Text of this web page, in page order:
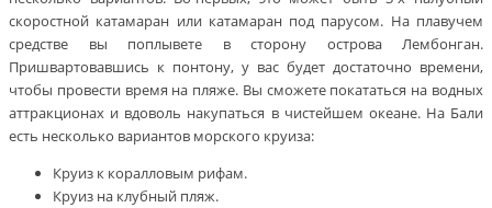
скоростной катамаран или катамаран под парусом. На плавучем
средстве вы поплывете в сторону острова Лембонган.
Пришвартовавшись к понтону, у вас будет достаточно времени,
чтобы провести время на пляже. Вы сможете покататься на водных
аттракционах и вдоволь накупаться в чистейшем океане. На Бали
есть несколько вариантов морского круиза:
Круиз к коралловым рифам.
Круиз на клубный пляж.